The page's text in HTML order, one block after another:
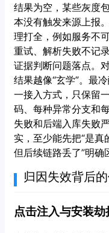
结果为空，某些灰度
本没有触发来源上报
理打全，例如服务不
重试、解析失败不记
证据判断问题落点。
结果越像“玄学”。最
一接入方式，只保留
码、每种异常分支和
失败和后端入库失败
实，至少能先把“是真
但后续链路丢了”明确
归因失效背后
点击注入与安装